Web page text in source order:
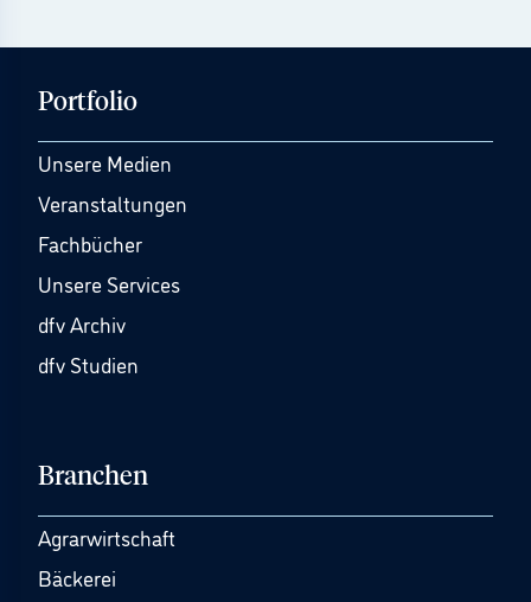
Portfolio
Unsere Medien
Veranstaltungen
Fachbücher
Unsere Services
dfv Archiv
dfv Studien
Branchen
Agrarwirtschaft
Bäckerei